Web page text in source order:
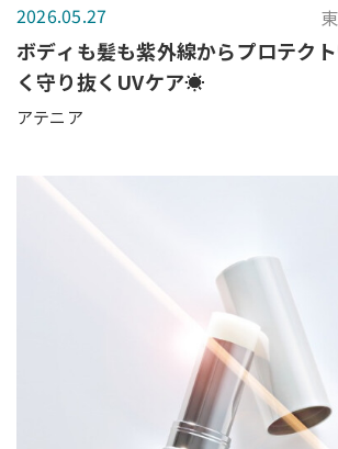
2026.05.27
ボディも髪も紫外線からプロテク
く守り抜くUVケア☀️
アテニア